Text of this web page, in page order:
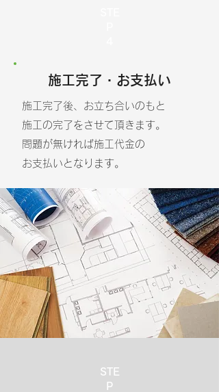
​施工完了・お支払い
施工完了後、お立ち合いのもと
施工の完了をさせて頂きます。
問題が無ければ施工代金の
​お支払いとなります。
STE
P